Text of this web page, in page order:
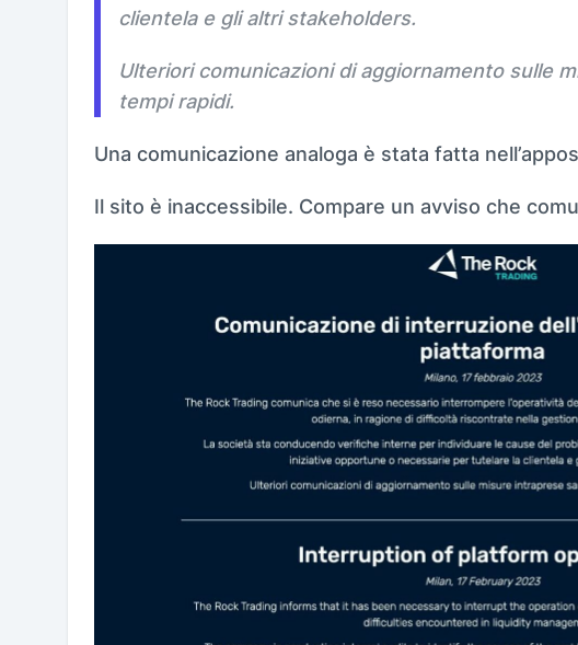
clientela e gli altri stakeholders.
Ulteriori comunicazioni di aggiornamento sulle
tempi rapidi.
Una comunicazione analoga è stata fatta
Il sito è inaccessibile. Compare un avviso che